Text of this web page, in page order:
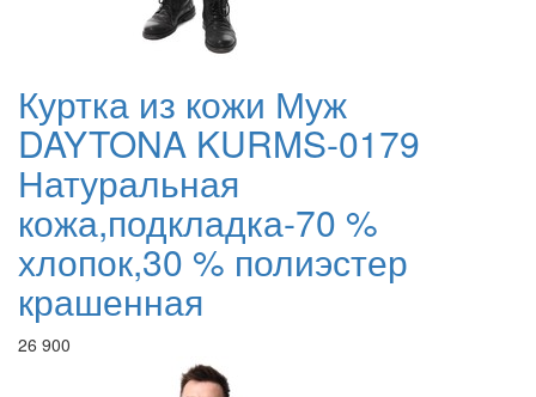
Куртка из кожи Муж
DAYTONA KURMS-0179
Натуральная
кожа,подкладка-70 %
хлопок,30 % полиэстер
крашенная
26 900